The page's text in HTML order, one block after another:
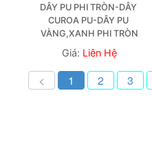
DÂY PU PHI TRÒN-DÂY
CUROA PU-DÂY PU
VÀNG,XANH PHI TRÒN
Giá: Liên Hệ
< 1 2 3